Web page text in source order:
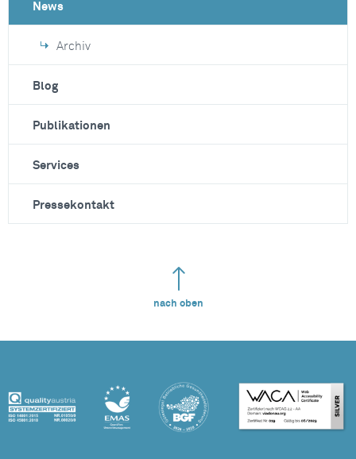
News
Archiv
Blog
Publikationen
Services
Pressekontakt
nach oben